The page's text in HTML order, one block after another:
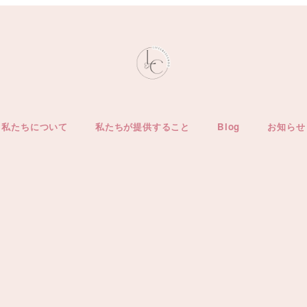
私たちについて 私たちが提供すること Blog お知らせ